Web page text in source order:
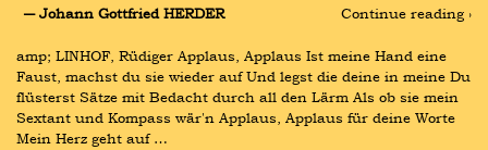
― Johann Gottfried HERDER
Continue reading ›
amp; LINHOF, Rüdiger Applaus, Applaus Ist meine Hand eine
Faust, machst du sie wieder auf Und legst die deine in meine Du
flüsterst Sätze mit Bedacht durch all den Lärm Als ob sie mein
Sextant und Kompass wär'n Applaus, Applaus für deine Worte
Mein Herz geht auf …